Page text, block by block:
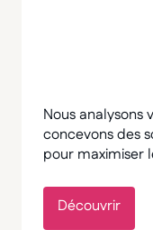
Nous analysons
concevons des
pour maximiser
Découvrir